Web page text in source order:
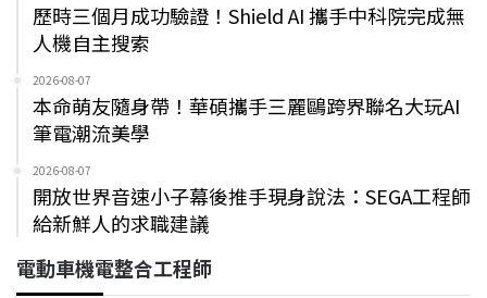
歷時三個月成功驗證！Shield AI 攜手中科院完成無
人機自主搜索
2026-08-07
本命萌友隨身帶！華碩攜手三麗鷗跨界聯名大玩AI
筆電潮流美學
2026-08-07
開放世界音速小子幕後推手現身說法：SEGA工程師
給新鮮人的求職建議
電動車機電整合工程師